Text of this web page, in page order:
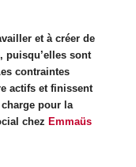
et à créer de
puisqu’elles sont
contraintes
actifs et finissent
pour la
chez Emmaüs